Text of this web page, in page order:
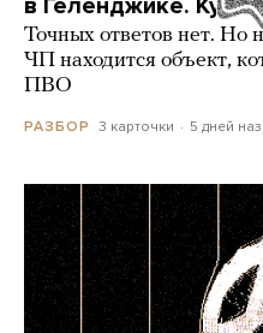
в Геленджике. Куда
Точных ответов нет. Но
ЧП находится объект,
ПВО
РАЗБОР 3 карточки 5 дней